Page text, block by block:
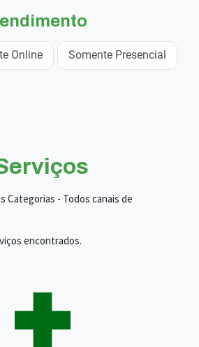
Online Somente Presencial
Categorias - Todos canais de
encontrados.